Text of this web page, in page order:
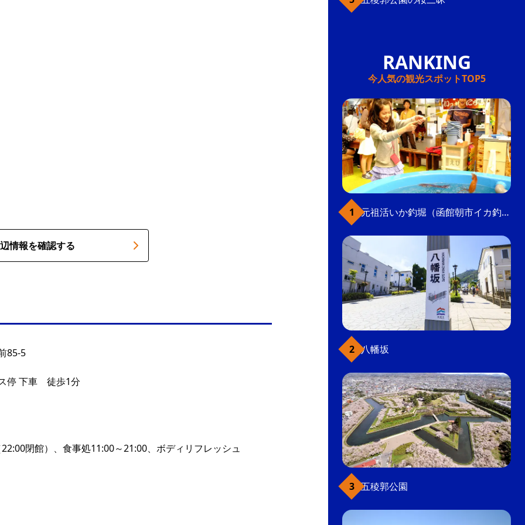
情報を確認する
85-5
停 下車 徒歩1分
閉館）、食事処11:00～21:00、ボディリフレッシュ
今人気の観光スポットTOP5
元祖活いか釣堀（函館朝市イカ釣り体験）
八幡坂
五稜郭公園